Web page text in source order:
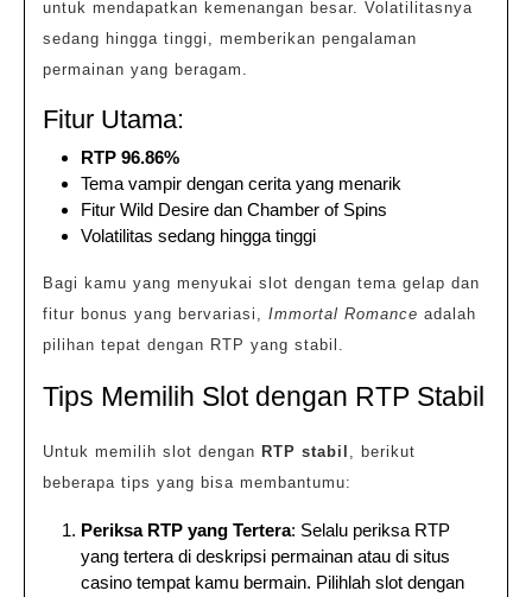
untuk mendapatkan kemenangan besar. Volatilitasnya
sedang hingga tinggi, memberikan pengalaman
permainan yang beragam.
Fitur Utama:
RTP 96.86%
Tema vampir dengan cerita yang menarik
Fitur Wild Desire dan Chamber of Spins
Volatilitas sedang hingga tinggi
Bagi kamu yang menyukai slot dengan tema gelap dan
fitur bonus yang bervariasi, Immortal Romance adalah
pilihan tepat dengan RTP yang stabil.
Tips Memilih Slot dengan RTP Stabil
Untuk memilih slot dengan RTP stabil , berikut
beberapa tips yang bisa membantumu:
Periksa RTP yang Tertera: Selalu periksa RTP
yang tertera di deskripsi permainan atau di situs
casino tempat kamu bermain. Pilihlah slot dengan